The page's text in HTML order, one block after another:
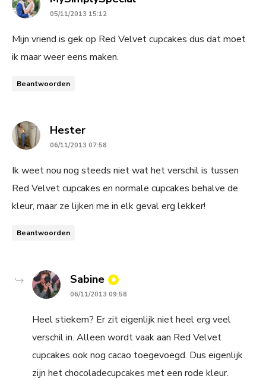
05/11/2013 15:12
Mijn vriend is gek op Red Velvet cupcakes dus dat moet
ik maar weer eens maken.
Beantwoorden
Hestersays:
06/11/2013 07:58
Ik weet nou nog steeds niet wat het verschil is tussen
Red Velvet cupcakes en normale cupcakes behalve de
kleur, maar ze lijken me in elk geval erg lekker!
Beantwoorden
Sabine says:
06/11/2013 09:58
Heel stiekem? Er zit eigenlijk niet heel erg veel
verschil in. Alleen wordt vaak aan Red Velvet
cupcakes ook nog cacao toegevoegd. Dus eigenlijk
zijn het chocoladecupcakes met een rode kleur.